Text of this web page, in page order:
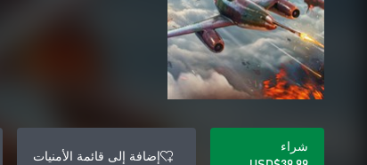
شراء
إضافة إلى قائمة الأمنيات